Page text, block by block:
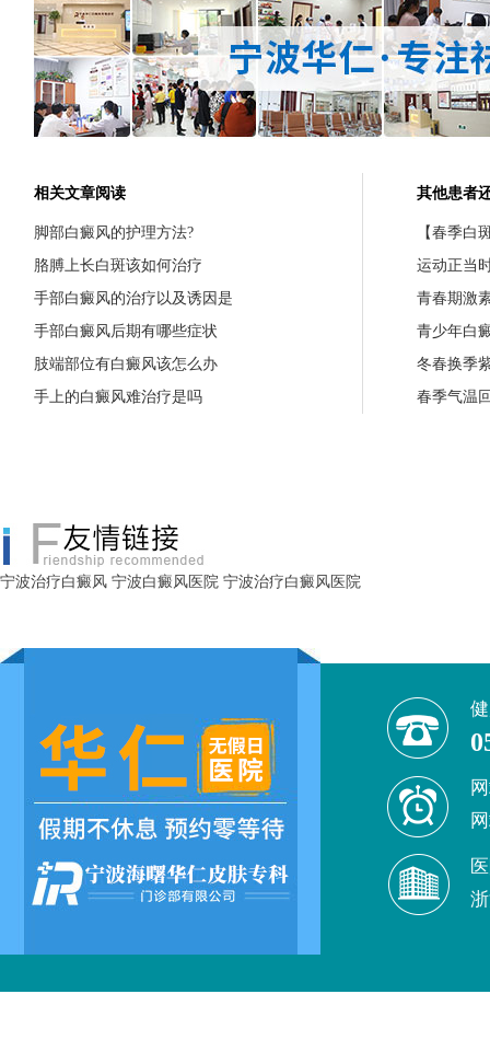
相关文章阅读
脚部白癜风的护理方法?
胳膊上长白斑该如何治疗
手部白癜风的治疗以及诱因是
手部白癜风后期有哪些症状
肢端部位有白癜风该怎么办
手上的白癜风难治疗是吗
其他患者
【春季白
运动正当
青春期激
青少年白
冬春换季
春季气温
宁波治疗白癜风 宁波白癜风医院 宁波治疗白癜风医院